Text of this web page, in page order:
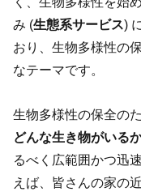
み (生態系サービス)
おり、生物多様性の
なテーマです。
生物多様性の保全の
どんな生き物がいる
るべく広範囲かつ迅
えば、皆さんの家の